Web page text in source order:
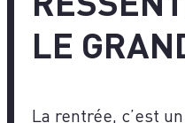
LE
La rentrée, c’est